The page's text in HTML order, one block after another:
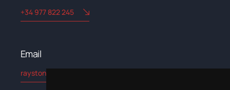
+34 977 822 245
Email​
rayston@kryptonchemical.com